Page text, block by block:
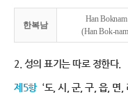
한복남
Han Boknam
(Han Bok-
2. 성의 표기는 따로 정한다.
제5항 ‘도, 시, 군, 구, 읍, 면,